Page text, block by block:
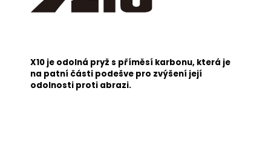
X10 je odolná pryž s příměsí karbonu, která je
na patní části podešve pro zvýšení její
odolnosti proti abrazi.